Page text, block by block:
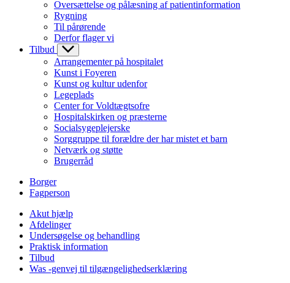
Oversættelse og pålæsning af patientinformation
Rygning
Til pårørende
Derfor flager vi
Tilbud
Arrangementer på hospitalet
Kunst i Foyeren
Kunst og kultur udenfor
Legeplads
Center for Voldtægtsofre
Hospitalskirken og præsterne
Socialsygeplejerske
Sorggruppe til forældre der har mistet et barn
Netværk og støtte
Brugerråd
Borger
Fagperson
Akut hjælp
Afdelinger
Undersøgelse og behandling
Praktisk information
Tilbud
Was -genvej til tilgængelighedserklæring